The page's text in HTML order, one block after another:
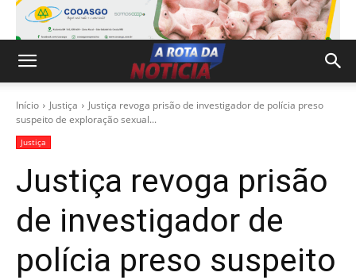
Início Justiça
Justiça revoga prisão de investigador de polícia preso
suspeito de exploração sexual...
Justiça
Justiça revoga prisão
de investigador de
polícia preso suspeito